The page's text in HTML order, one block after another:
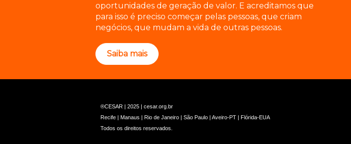
oportunidades de geração de valor. E acreditamos que
para isso é preciso começar pelas pessoas, que criam
negócios, que mudam a vida de outras pessoas.
Saiba mais
®CESAR | 2025 | cesar.org.br
Recife | Manaus | Rio de Janeiro | São Paulo | Aveiro-PT | Flórida-EUA
Todos os direitos reservados.